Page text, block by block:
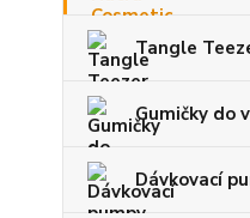
Tangle
Gumičky do
Dávkovací